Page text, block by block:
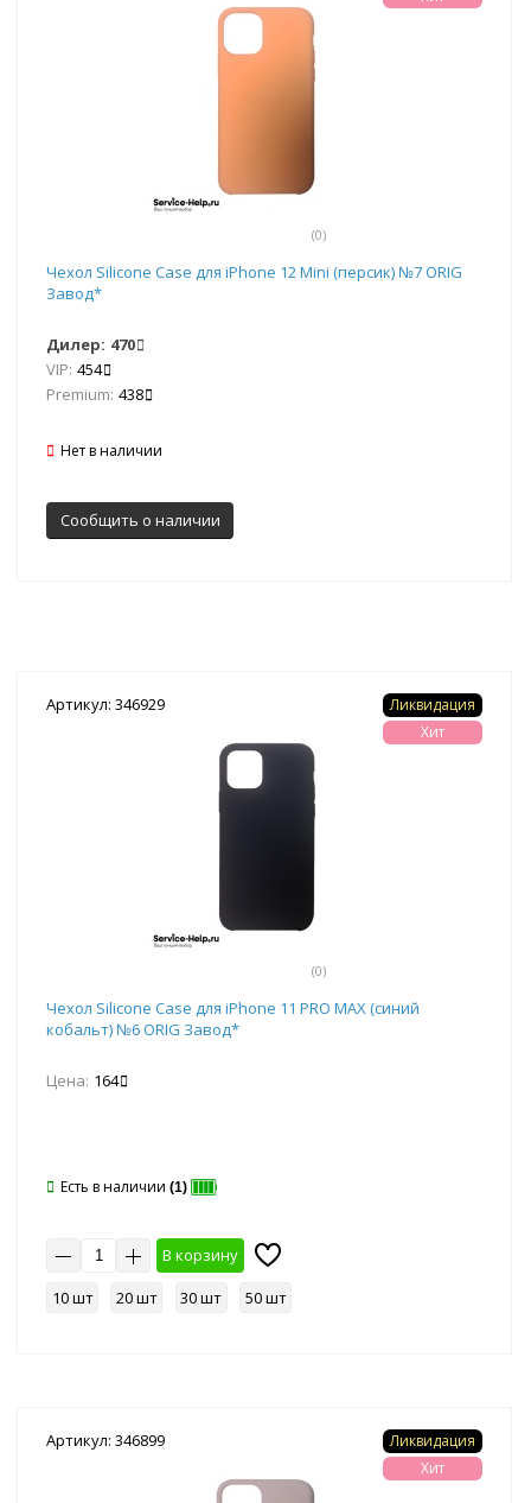
(0)
Чехол Silicone Case для iPhone 12 Mini (персик) №7 ORIG
Завод*
Дилер: 470
VIP: 454
Premium: 438
Нет в наличии
Сообщить о наличии
Артикул: 346929
(0)
Ликвидация
Хит
Чехол Silicone Case для iPhone 11 PRO MAX (синий
кобальт) №6 ORIG Завод*
Цена: 164
Есть в наличии (1)
В корзину
10 шт
20 шт 30 шт 50 шт
Артикул: 346899
Ликвидация
Хит